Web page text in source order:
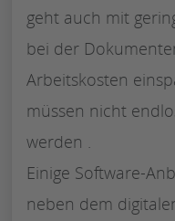
geht auch mit
bei der
Arbeitskosten
müssen nicht
werden .
Einige Software-
neben dem